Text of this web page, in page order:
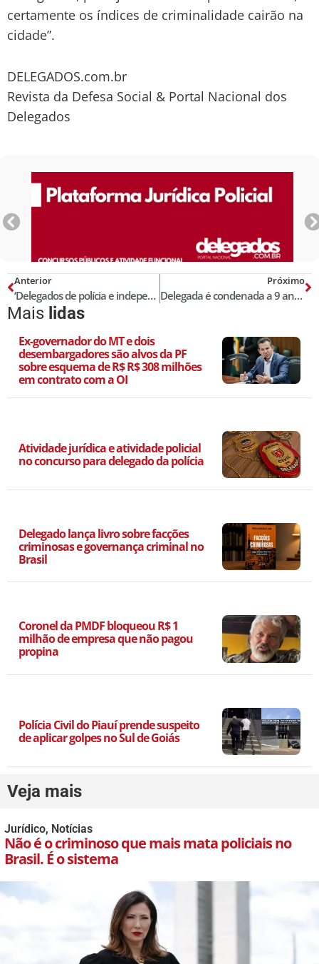
certamente os índices de criminalidade cairão na
cidade”.
DELEGADOS.com.br
Revista da Defesa Social & Portal Nacional dos
Delegados
Anterior
‘Delegados de polícia e independência funcional’, por Roger Spode Brutti
Próximo
Delegada é condenada a 9 anos de prisão por tráfico de drogas, no ES
Mais lidas
Ex-governador do MT e dois
desembargadores são alvos da PF
sobre esquema de R$ R$ 308 milhões
em contrato com a OI
Atividade jurídica e atividade policial
no concurso para delegado da polícia
Delegado lança livro sobre facções
criminosas e governança criminal no
Brasil
Coronel da PMDF bloqueou R$ 1
milhão de empresa que não pagou
propina
Polícia Civil do Piauí prende suspeito
de aplicar golpes no Sul de Goiás
Veja mais
Jurídico, Notícias
Não é o criminoso que mais mata policiais no
Brasil. É o sistema